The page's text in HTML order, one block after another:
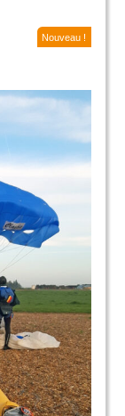
Nouveau !